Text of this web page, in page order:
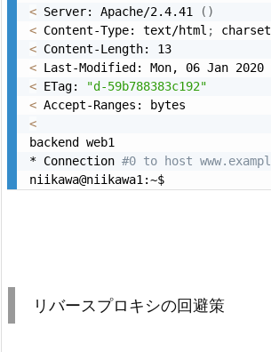
< Server: Apache/2.4.41 ( )
< Content-Type: text/html ; charset
<
<
< ETag:
"d-59b788383c192"
<
<
backend web1
* Connection #0 to host
リバースプロキシの回避策